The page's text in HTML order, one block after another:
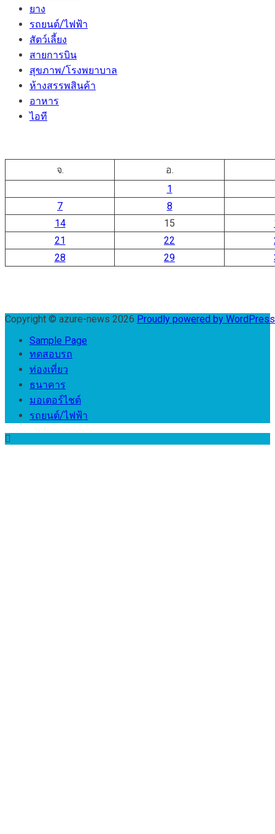
ยาง
รถยนต์/ไฟฟ้า
สัตว์เลี้ยง
สายการบิน
สุขภาพ/โรงพยาบาล
ห้างสรรพสินค้า
อาหาร
ไอที
จ.
อ.
1
7
8
14
15
21
22
28
29
Copyright © azure-news 2026 Proudly powered by
Sample Page
ทดสอบรถ
ท่องเที่ยว
ธนาคาร
มอเตอร์ไชต์
รถยนต์/ไฟฟ้า